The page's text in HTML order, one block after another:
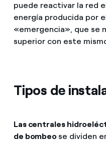
puede reactivar la red
energía producida por
«emergencia», que se
superior con este
Tipos de
Las centrales
de bombeo se dividen